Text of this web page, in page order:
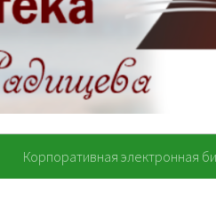
Корпоративная электронная